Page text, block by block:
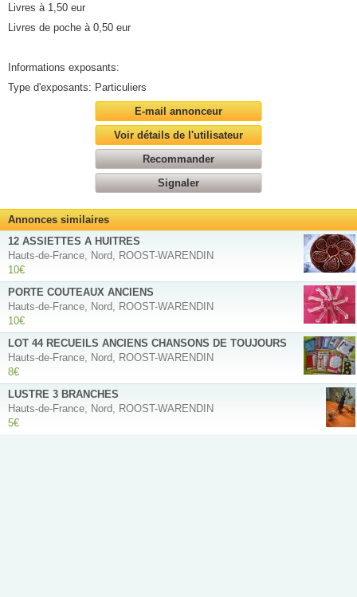
Livres à 1,50 eur
Livres de poche à 0,50 eur
Informations exposants:
Type d'exposants: Particuliers
E-mail annonceur
Voir détails de l'utilisateur
Recommander
Signaler
Annonces similaires
12 ASSIETTES A HUITRES
Hauts-de-France, Nord, ROOST-WARENDIN
10€
PORTE COUTEAUX ANCIENS
Hauts-de-France, Nord, ROOST-WARENDIN
10€
LOT 44 RECUEILS ANCIENS CHANSONS DE TOUJOURS
Hauts-de-France, Nord, ROOST-WARENDIN
8€
LUSTRE 3 BRANCHES
Hauts-de-France, Nord, ROOST-WARENDIN
5€